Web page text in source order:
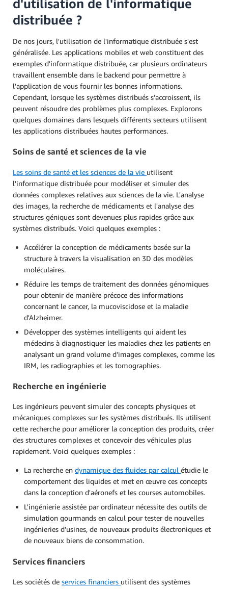
d'utilisation de l'informatique
distribuée ?
De nos jours, l'utilisation de l'informatique distribuée s'est
généralisée. Les applications mobiles et web constituent des
exemples d'informatique distribuée, car plusieurs ordinateurs
travaillent ensemble dans le backend pour permettre à
l'application de vous fournir les bonnes informations.
Cependant, lorsque les systèmes distribués s'accroissent, ils
peuvent résoudre des problèmes plus complexes. Explorons
quelques domaines dans lesquels différents secteurs utilisent
les applications distribuées hautes performances.
Soins de santé et sciences de la vie
Les soins de santé et les sciences de la vie utilisent
l'informatique distribuée pour modéliser et simuler des
données complexes relatives aux sciences de la vie. L'analyse
des images, la recherche de médicaments et l'analyse des
structures géniques sont devenues plus rapides grâce aux
systèmes distribués. Voici quelques exemples :
Accélérer la conception de médicaments basée sur la
structure à travers la visualisation en 3D des modèles
moléculaires.
Réduire les temps de traitement des données génomiques
pour obtenir de manière précoce des informations
concernant le cancer, la mucoviscidose et la maladie
d'Alzheimer.
Développer des systèmes intelligents qui aident les
médecins à diagnostiquer les maladies chez les patients en
analysant un grand volume d'images complexes, comme les
IRM, les radiographies et les tomographies.
Recherche en ingénierie
Les ingénieurs peuvent simuler des concepts physiques et
mécaniques complexes sur les systèmes distribués. Ils utilisent
cette recherche pour améliorer la conception des produits, créer
des structures complexes et concevoir des véhicules plus
rapidement. Voici quelques exemples :
La recherche en dynamique des fluides par calcul étudie le
comportement des liquides et met en œuvre ces concepts
dans la conception d'aéronefs et les courses automobiles.
L'ingénierie assistée par ordinateur nécessite des outils de
simulation gourmands en calcul pour tester de nouvelles
ingénieries d'usines, de nouveaux produits électroniques et
de nouveaux biens de consommation.
Services financiers
Les sociétés de services financiers utilisent des systèmes